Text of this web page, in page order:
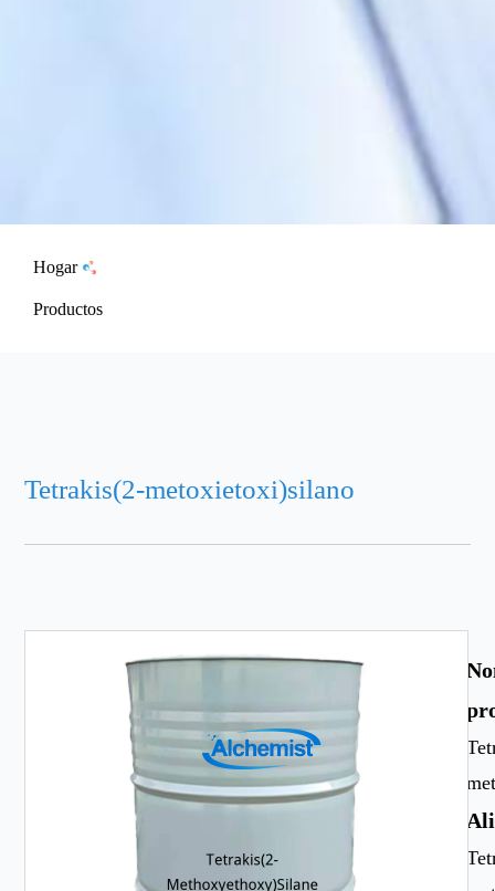
Hogar
Productos
Tetrakis(2-metoxietoxi)silano